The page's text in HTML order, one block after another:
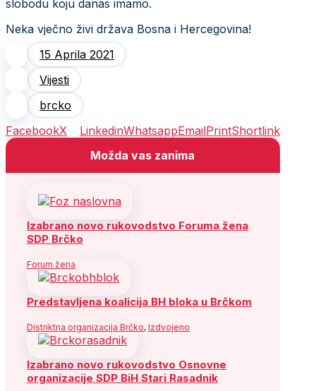
slobodu koju danas imamo.
Neka vječno živi država Bosna i Hercegovina!
15 Aprila 2021
Vijesti
brcko
FacebookX LinkedinWhatsappEmailPrintShortlink
Možda vas zanima
Izabrano novo rukovodstvo Foruma žena
SDP Brčko
Forum žena
Predstavljena koalicija BH bloka u Brčkom
Distriktna organizacija Brčko, Izdvojeno
Izabrano novo rukovodstvo Osnovne
organizacije SDP BiH Stari Rasadnik